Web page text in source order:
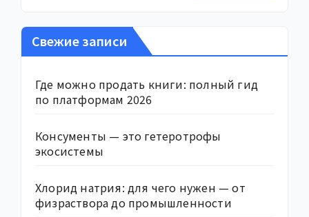
Свежие записи
Где можно продать книги: полный гид
по платформам 2026
Консументы — это гетеротрофы
экосистемы
Хлорид натрия: для чего нужен — от
физраствора до промышленности